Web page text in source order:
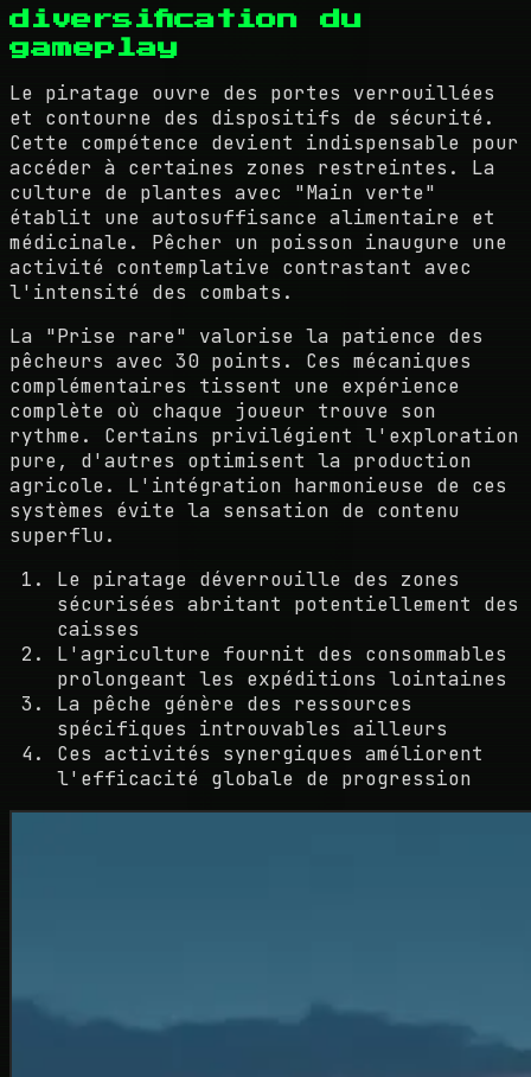
diversification du
gameplay
Le piratage ouvre des portes verrouillées
et contourne des dispositifs de sécurité.
Cette compétence devient indispensable pour
accéder à certaines zones restreintes. La
culture de plantes avec "Main verte"
établit une autosuffisance alimentaire et
médicinale. Pêcher un poisson inaugure une
activité contemplative contrastant avec
l'intensité des combats.
La "Prise rare" valorise la patience des
pêcheurs avec 30 points. Ces mécaniques
complémentaires tissent une expérience
complète où chaque joueur trouve son
rythme. Certains privilégient l'exploration
pure, d'autres optimisent la production
agricole. L'intégration harmonieuse de ces
systèmes évite la sensation de contenu
superflu.
Le piratage déverrouille des zones
sécurisées abritant potentiellement des
caisses
L'agriculture fournit des consommables
prolongeant les expéditions lointaines
La pêche génère des ressources
spécifiques introuvables ailleurs
Ces activités synergiques améliorent
l'efficacité globale de progression